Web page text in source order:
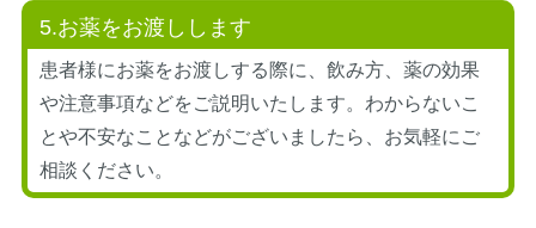
5.お薬をお渡しします
患者様にお薬をお渡しする際に、飲み方、薬の効果
や注意事項などをご説明いたします。わからないこ
とや不安なことなどがございましたら、お気軽にご
相談ください。